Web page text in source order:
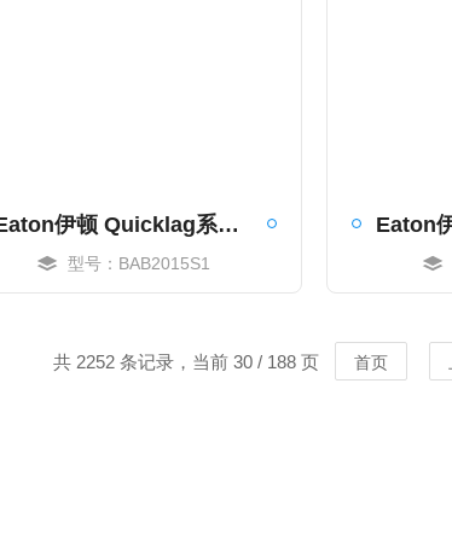
Eaton伊顿 Quicklag系列工业热磁断路器
型号：BAB2015S1
共 2252 条记录，当前 30 / 188 页 首页